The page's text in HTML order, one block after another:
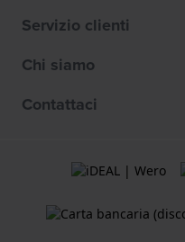
Servizio clienti
Chi siamo
Contattaci